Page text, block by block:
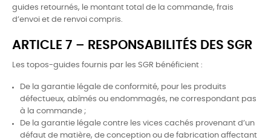
guides retournés, le montant total de la commande, frais
d’envoi et de renvoi compris.
ARTICLE 7 – RESPONSABILITÉS DES SGR
Les topos-guides fournis par les SGR bénéficient :
De la garantie légale de conformité, pour les produits
défectueux, abîmés ou endommagés, ne correspondant pas
à la commande ;
De la garantie légale contre les vices cachés provenant d’un
défaut de matière, de conception ou de fabrication affectant